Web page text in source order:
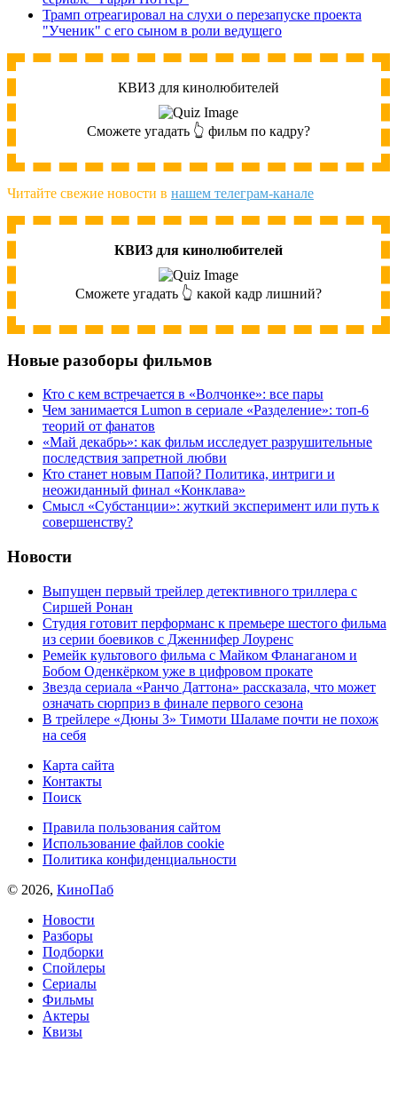
Трамп отреагировал на слухи о перезапуске проекта
"Ученик" с его сыном в роли ведущего
КВИЗ для кинолюбителей
Сможете угадать 👆 фильм по кадру?
Читайте свежие новости в нашем телеграм-канале
КВИЗ для кинолюбителей
Сможете угадать 👆 какой кадр лишний?
Новые разоборы фильмов
Кто с кем встречается в «Волчонке»: все пары
Чем занимается Lumon в сериале «Разделение»: топ-6
теорий от фанатов
«Май декабрь»: как фильм исследует разрушительные
последствия запретной любви
Кто станет новым Папой? Политика, интриги и
неожиданный финал «Конклава»
Cмысл «Субстанции»: жуткий эксперимент или путь к
совершенству?
Новости
Выпущен первый трейлер детективного триллера с
Сиршей Ронан
Студия готовит перформанс к премьере шестого фильма
из серии боевиков с Дженнифер Лоуренс
Ремейк культового фильма с Майком Фланаганом и
Бобом Оденкёрком уже в цифровом прокате
Звезда сериала «Ранчо Даттона» рассказала, что может
означать сюрприз в финале первого сезона
В трейлере «Дюны 3» Тимоти Шаламе почти не похож
на себя
Карта сайта
Контакты
Поиск
Правила пользования сайтом
Использование файлов cookie
Политика конфиденциальности
© 2026, КиноПаб
Новости
Разборы
Подборки
Спойлеры
Сериалы
Фильмы
Актеры
Квизы